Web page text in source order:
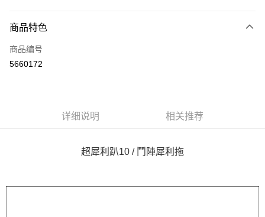
信用卡一次付款
超商取货付款
ATM付款
商品特色
商品编号
5660172
详细说明 相关推荐
超犀利趴10 / 鬥陣犀利拖